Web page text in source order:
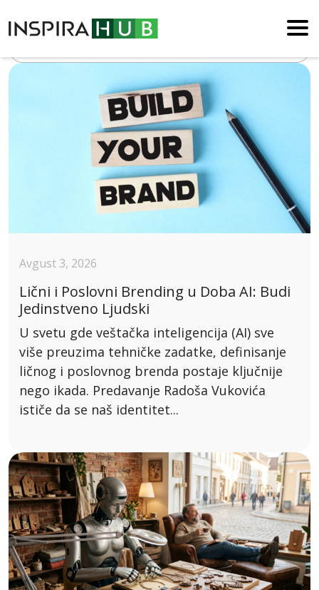
Blog
Avgust 3, 2026
Lični i Poslovni Brending u Doba AI: Budi
Jedinstveno Ljudski
U svetu gde veštačka inteligencija (AI) sve
više preuzima tehničke zadatke, definisanje
ličnog i poslovnog brenda postaje ključnije
nego ikada. Predavanje Radoša Vukovića
ističe da se naš identitet...